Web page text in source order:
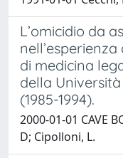
L’omicidio da
di medicina
della
(1985-1994).
2000-01-01 CAVE
D; Cipolloni, L.